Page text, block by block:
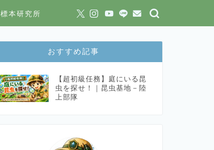
標本研究所
おすすめ記事
【超初級任務】庭にいる昆
虫を探せ！｜昆虫基地－陸
上部隊